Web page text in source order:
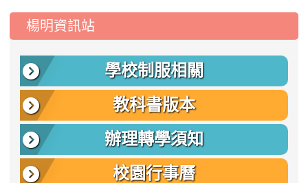
::: 楊明資訊站
學校制服相關
教科書版本
辦理轉學須知
校園行事曆